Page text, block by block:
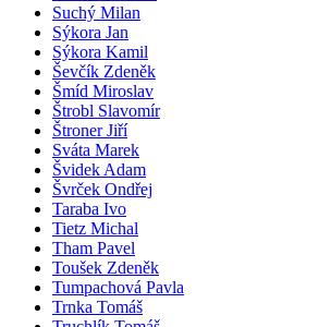
Suchý Milan
Sýkora Jan
Sýkora Kamil
Ševčík Zdeněk
Šmíd Miroslav
Štrobl Slavomír
Štroner Jiří
Sváta Marek
Švidek Adam
Švrček Ondřej
Taraba Ivo
Tietz Michal
Tham Pavel
Toušek Zdeněk
Tumpachová Pavla
Trnka Tomáš